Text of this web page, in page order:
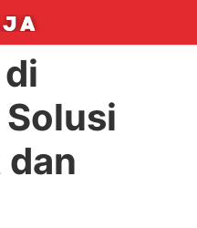
dan